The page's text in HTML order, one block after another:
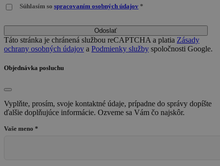
Súhlasím so spracovaním osobných údajov *
Odoslať
Táto stránka je chránená službou reCAPTCHA a platia Zásady
ochrany osobných údajov a Podmienky služby spoločnosti Google.
Objednávka posluchu
Vyplňte, prosím, svoje kontaktné údaje, prípadne do správy dopíšte
ďalšie doplňujúce informácie. Ozveme sa Vám čo najskôr.
Vaše meno *